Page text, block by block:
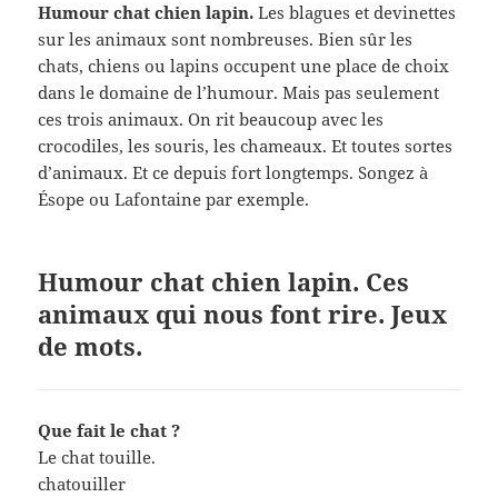
Humour chat chien lapin. Les blagues et devinettes
sur les animaux sont nombreuses. Bien sûr les
chats, chiens ou lapins occupent une place de choix
dans le domaine de l’humour. Mais pas seulement
ces trois animaux. On rit beaucoup avec les
crocodiles, les souris, les chameaux. Et toutes sortes
d’animaux. Et ce depuis fort longtemps. Songez à
Ésope ou Lafontaine par exemple.
Humour chat chien lapin. Ces
animaux qui nous font rire. Jeux
de mots.
Que fait le chat ?
Le chat touille.
chatouiller